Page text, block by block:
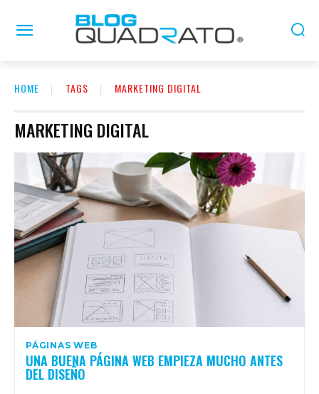
HOME TAGS MARKETING DIGITAL
MARKETING DIGITAL
PÁGINAS WEB
UNA BUENA PÁGINA WEB EMPIEZA MUCHO ANTES
DEL DISEÑO